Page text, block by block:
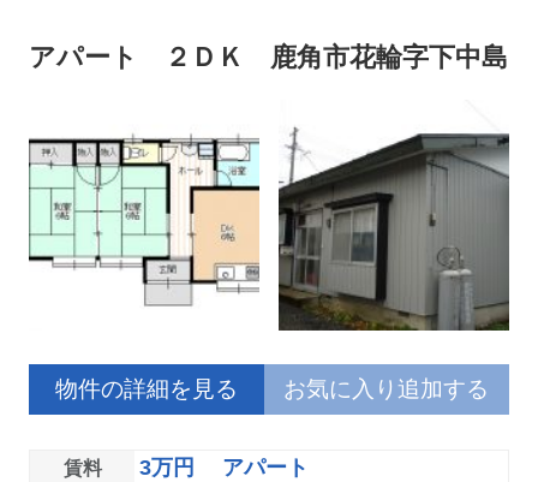
アパート ２ＤＫ 鹿角市花輪字下中島
物件の詳細を見る お気に入り追加する
賃料 3万円 アパート